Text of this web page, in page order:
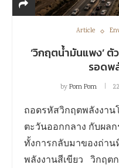
Article
‘วิกฤตน้ำมันแพง’ ตั
รอดพ
byPom Pom
ถอดรหัสวิกฤตพลังงาน
ตะวันออกกลาง กับผล
ทั้งการกลับมาของถ่า
พลังงานสีเขียว วิกฤต